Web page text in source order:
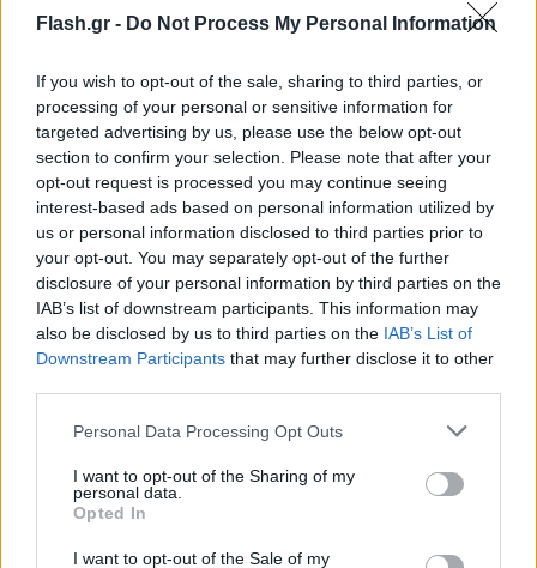
Flash.gr - Do Not Process My Personal Information
If you wish to opt-out of the sale, sharing to third parties, or
processing of your personal or sensitive information for
targeted advertising by us, please use the below opt-out
section to confirm your selection. Please note that after your
opt-out request is processed you may continue seeing
interest-based ads based on personal information utilized by
us or personal information disclosed to third parties prior to
your opt-out. You may separately opt-out of the further
disclosure of your personal information by third parties on the
IAB’s list of downstream participants. This information may
also be disclosed by us to third parties on the IAB’s List of
Downstream Participants that may further disclose it to other
Please note that this website/app uses one or more Google
not limited to your visit or usage behaviour. You may click to
grant or deny consent to Google and its third-party tags to
use your data for below specified purposes in below Google
consent section.
Personal Data Processing Opt Outs
I want to opt-out of the Sharing of my
personal data.
Opted In
I want to opt-out of the Sale of my
Το τέλος στελεχών του ΣΚΑΪ: Το χρονικό ενός
προαναγγελθέντος «θανάτου» με σφραγίδα Γιάννη
Αλαφούζου